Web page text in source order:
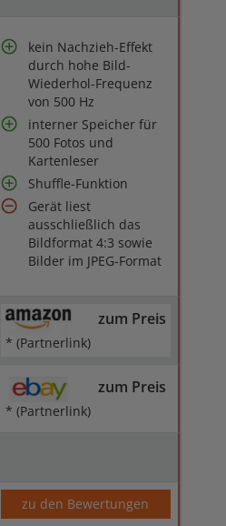
kein Nachzieh-Effekt
durch hohe Bild-
Wiederhol-Frequenz
von 500 Hz
interner Speicher für
500 Fotos und
Kartenleser
Shuffle-Funktion
Gerät liest
ausschließlich das
Bildformat 4:3 sowie
Bilder im JPEG-Format
zum Preis
* (Partnerlink)
zum Preis
* (Partnerlink)
zu den Bewertungen